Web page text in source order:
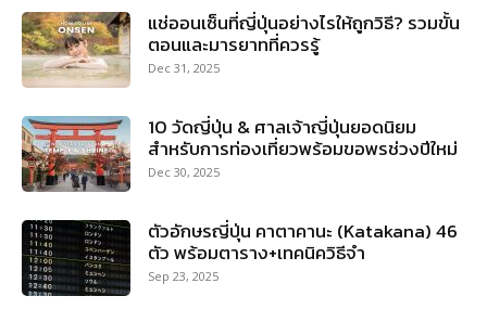
แช่ออนเซ็นที่ญี่ปุ่นอย่างไรให้ถูกวิธี? รวมขั้น
ตอนและมารยาทที่ควรรู้
Dec 31, 2025
10 วัดญี่ปุ่น & ศาลเจ้าญี่ปุ่นยอดนิยม
สำหรับการท่องเที่ยวพร้อมขอพรช่วงปีใหม่
Dec 30, 2025
ตัวอักษรญี่ปุ่น คาตาคานะ (Katakana) 46
ตัว พร้อมตาราง+เทคนิควิธีจำ
Sep 23, 2025